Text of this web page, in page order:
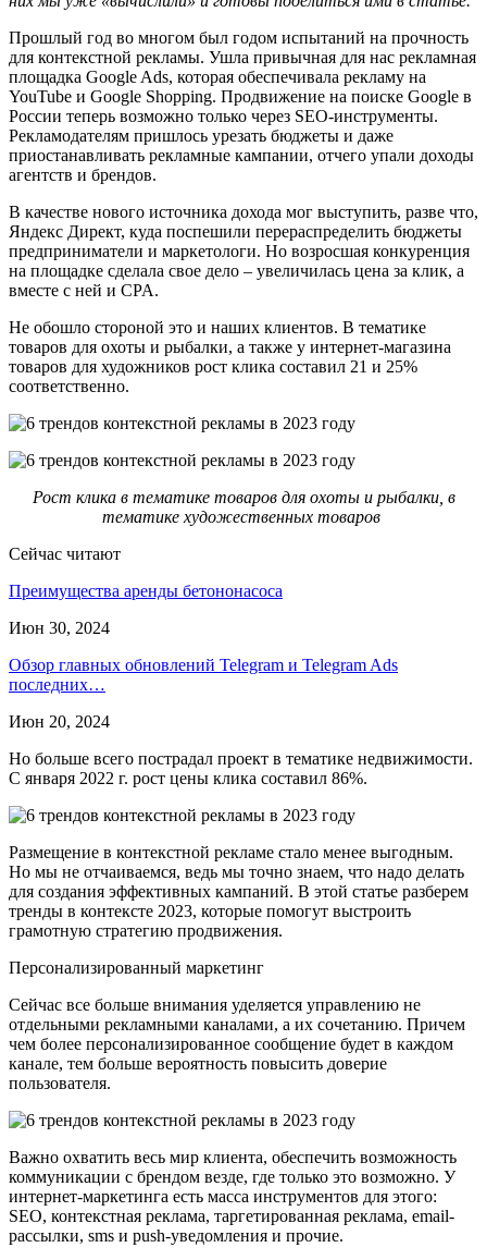
Прошлый год во многом был годом испытаний на прочность
для контекстной рекламы. Ушла привычная для нас рекламная
площадка Google Ads, которая обеспечивала рекламу на
YouTube и Google Shopping. Продвижение на поиске Google в
России теперь возможно только через SEO-инструменты.
Рекламодателям пришлось урезать бюджеты и даже
приостанавливать рекламные кампании, отчего упали доходы
агентств и брендов.
В качестве нового источника дохода мог выступить, разве что,
Яндекс Директ, куда поспешили перераспределить бюджеты
предприниматели и маркетологи. Но возросшая конкуренция
на площадке сделала свое дело – увеличилась цена за клик, а
вместе с ней и CPA.
Не обошло стороной это и наших клиентов. В тематике
товаров для охоты и рыбалки, а также у интернет-магазина
товаров для художников рост клика составил 21 и 25%
соответственно.
Рост клика в тематике товаров для охоты и рыбалки, в
тематике художественных товаров
Сейчас читают
Преимущества аренды бетононасоса
Июн 30, 2024
Обзор главных обновлений Telegram и Telegram Ads
последних…
Июн 20, 2024
Но больше всего пострадал проект в тематике недвижимости.
С января 2022 г. рост цены клика составил 86%.
Размещение в контекстной рекламе стало менее выгодным.
Но мы не отчаиваемся, ведь мы точно знаем, что надо делать
для создания эффективных кампаний. В этой статье разберем
тренды в контексте 2023, которые помогут выстроить
грамотную стратегию продвижения.
Персонализированный маркетинг
Сейчас все больше внимания уделяется управлению не
отдельными рекламными каналами, а их сочетанию. Причем
чем более персонализированное сообщение будет в каждом
канале, тем больше вероятность повысить доверие
пользователя.
Важно охватить весь мир клиента, обеспечить возможность
коммуникации с брендом везде, где только это возможно. У
интернет-маркетинга есть масса инструментов для этого:
SEO, контекстная реклама, таргетированная реклама, email-
рассылки, sms и push-уведомления и прочие.